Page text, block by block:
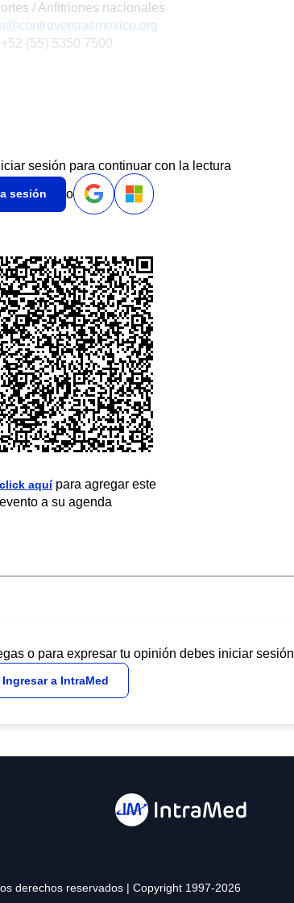
/ Anfitriones nacionales
+52 (55) 5350 7500
sesión para continuar con la lectura
sesión o
click aquípara agregar este
evento a su agenda
o para expresar tu opinión debes iniciar sesión
Ingresar a IntraMed
derechos reservados | Copyright 1997-2026